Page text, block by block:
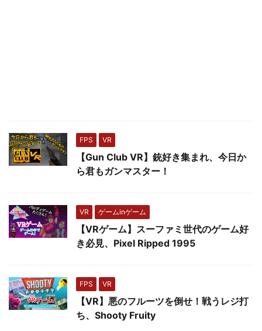
FPS VR
【Gun Club VR】銃好き集まれ、今日か
ら君もガンマスター！
VR ゲームinゲーム
【VRゲーム】スーファミ世代のゲーム好
き必見、Pixel Ripped 1995
FPS VR
【VR】悪のフルーツを倒せ！戦うレジ打
ち、Shooty Fruity